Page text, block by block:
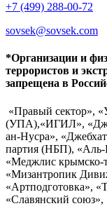
+7 (499) 288-00-72
sovsek@sovsek.com
*Организации и
террористов и
запрещена в
«Правый сектор»,
(УПА),«ИГИЛ»,
ан-Нусра»,
партия (НБП),
«Меджлис крымско-
«Мизантропик
«Артподготовка»,
«Славянский